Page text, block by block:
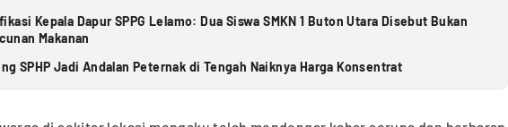
Kepala Dapur SPPG Lelamo: Dua Siswa SMKN 1 Buton Utara Disebut Bukan
Makanan
SPHP Jadi Andalan Peternak di Tengah Naiknya Harga Konsentrat